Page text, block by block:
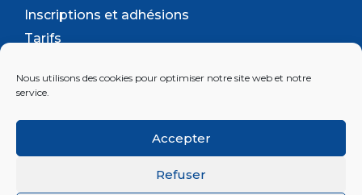
Nous utilisons des cookies pour optimiser notre site web et notre
service.
Accepter
Refuser
Inscriptions et adhésions
Tarifs
Contact
Lettre d’information
Inscrivez-vous à la newsletter d'Enjeu